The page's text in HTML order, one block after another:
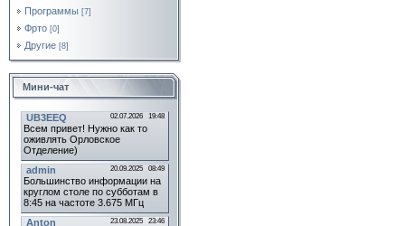
Программы [7]
Фрто [0]
Другие [8]
Мини-чат